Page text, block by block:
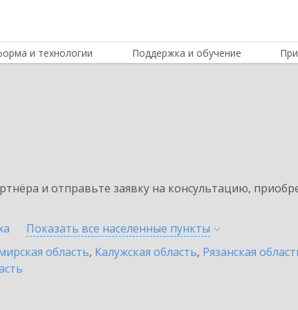
и технологии Поддержка и обучение
и отправьте заявку на консультацию,
Показать все населенные пункты
область, Калужская область, Рязанская